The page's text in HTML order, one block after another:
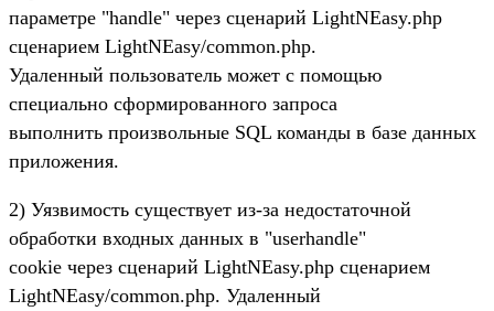
параметре "handle" через сценарий LightNEasy.php
сценарием LightNEasy/common.php.
Удаленный пользователь может с помощью
специально сформированного запроса
выполнить произвольные SQL команды в базе данных
приложения.
2) Уязвимость существует из-за недостаточной
обработки входных данных в "userhandle"
cookie через сценарий LightNEasy.php сценарием
LightNEasy/common.php. Удаленный